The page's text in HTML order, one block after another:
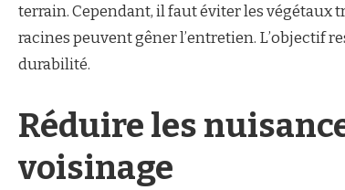
terrain. Cependant, il faut éviter les végétaux
racines peuvent gêner l’entretien. L’objectif
durabilité.
Réduire les
voisinage